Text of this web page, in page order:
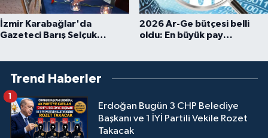
İzmir Karabağlar'da
Gazeteci Barış Selçuk
2026 Ar-Ge bütçesi belli
oldu: En büyük pay
Trend Haberler
Erdoğan Bugün 3 CHP Belediye
Başkanı ve 1 İYİ Partili Vekile Rozet
Takacak
1